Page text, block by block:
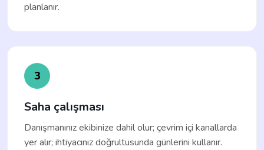
planlanır.
3
Saha çalışması
Danışmanınız ekibinize dahil olur; çevrim içi kanallarda
yer alır; ihtiyacınız doğrultusunda günlerini kullanır.